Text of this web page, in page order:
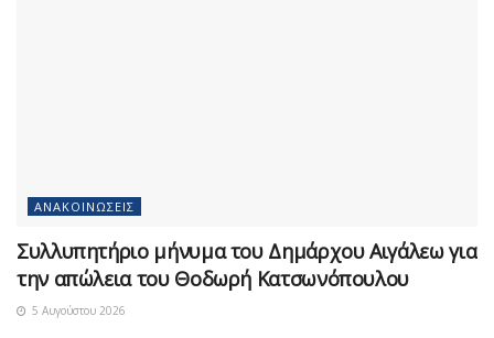
ΑΝΑΚΟΙΝΏΣΕΙΣ
Συλλυπητήριο μήνυμα του Δημάρχου Αιγάλεω για
την απώλεια του Θοδωρή Κατσωνόπουλου
5 Αυγούστου 2026